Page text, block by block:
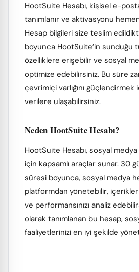
HootSuite Hesabı, kişisel e-
tanımlanır ve aktivasyonu
Hesap bilgileri size teslim
boyunca HootSuite’in sunduğu
özelliklere erişebilir ve sosyal
optimize edebilirsiniz. Bu süre
çevrimiçi varlığını
verilere ulaşabilirsiniz.
Neden HootSuite Hesabı?
HootSuite Hesabı, sosyal
için kapsamlı araçlar sunar. 30
süresi boyunca, sosyal medya
platformdan yönetebilir,
ve performansınızı analiz
olarak tanımlanan bu hesap,
faaliyetlerinizi en iyi şekilde